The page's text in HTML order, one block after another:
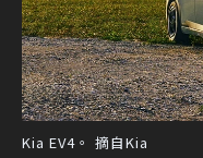
Kia EV4。 摘自Kia